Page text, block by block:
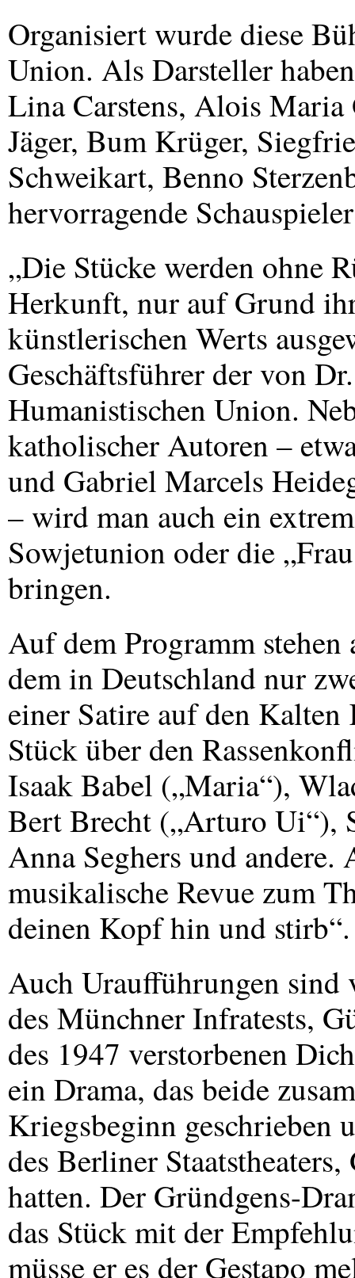
Organisiert wurde diese
Union. Als Darsteller
Lina Carstens, Alois
Jäger, Bum Krüger,
Schweikart, Benno
hervorragende
„Die Stücke werden ohne
Herkunft, nur auf Grund
künstlerischen Werts
Geschäftsführer der von
Humanistischen Union.
katholischer Autoren –
und Gabriel Marcels
– wird man auch ein
Sowjetunion oder die
bringen.
Auf dem Programm stehen
dem in Deutschland nur
einer Satire auf den
Stück über den
Isaak Babel („Maria“),
Bert Brecht („Arturo Ui“),
Anna Seghers und
musikalische Revue zum
deinen Kopf hin und stirb“.
Auch Uraufführungen sind
des Münchner Infratests,
des 1947 verstorbenen
ein Drama, das beide
Kriegsbeginn geschrieben
des Berliner
hatten. Der Gründgens-
das Stück mit der
müsse er es der Gestapo